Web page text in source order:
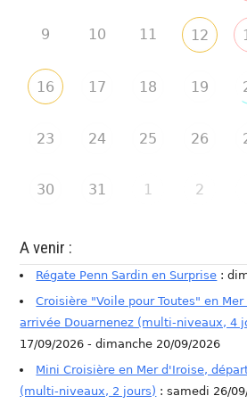
9 10 11 12
16 17 18 19
23 24 25 26
30 31 1 2
A venir :
Régate Penn Sardin en Surprise :
Croisière "Voile pour Toutes" en
arrivée Douarnenez (multi-niveaux, 4
17/09/2026 - dimanche 20/09/2026
Mini Croisière en Mer d'Iroise,
(multi-niveaux, 2 jours) : samedi 26/